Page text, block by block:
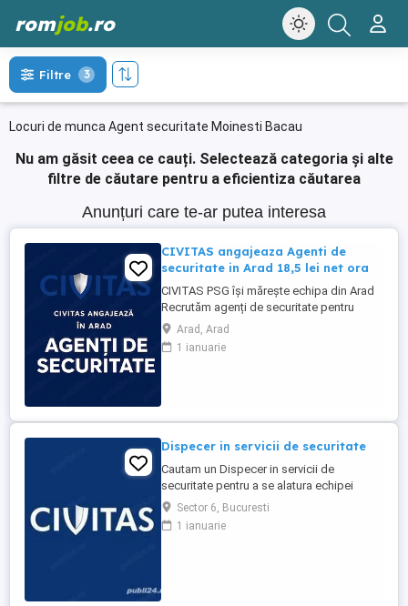
romjob.ro
Locuri de munca Agent securitate Moinesti Bacau
Filtre 3
Nu am găsit ceea ce cauți. Selectează categoria și alte
filtre de căutare pentru a eficientiza căutarea
Anunțuri care te-ar putea interesa
CIVITAS angajeaza Agenti de
securitate in Arad 18,5 lei net ora
CIVITAS PSG își mărește echipa din Arad
Recrutăm agenți de securitate pentru
obiective comerciale retail, cu activitate
desfășurată exclusiv în ture de zi. Oferim:
Program de lucru 2 2; Venit net cuprins
Arad, Arad
1 ianuarie
Dispecer in servicii de securitate
Cautam un Dispecer in servicii de
securitate pentru a se alatura echipei
noastre. Candidatul ideal va fi responsabil
pentru monitorizarea sistemelor de
securitate, gestionarea alarmelor si a
Sector 6, Bucuresti
1 ianuarie